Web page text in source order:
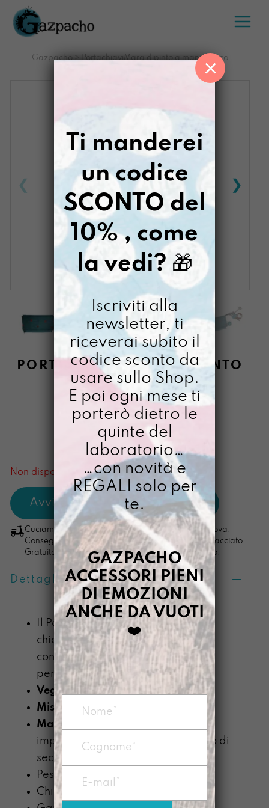
Salta
contenuto
Gazpacho >
PortachiaviMara dipinto a mano Bosco
PORTACHIAVIMARA DIPINTO
A MANO BOSCO
INFRAGOLATO
€18,00
[ Portachiavi: 7 x 11,5 x 3,5 cm ]
Non disponibile al momento
Cuciamo ogni ordine nel nostro laboratorio di Padova.
Consegna in 4/5 giorni lavorativi, pacco sempre tracciato.
Gratuita per ordini di importo superiore ai 100 euro.
Dettagli prodotto
Il PortachiaviMara sarà per le tue
chiavi un living compatto dal gusto
contemporaneo. Da regalare a chi
perde le chiavi ma mai lo stile
Vegan
Misura:
7 x 11,5 x 3,5 cm
Materiale
impermeabile di PVC recuperato o di
seconda scelta da 800g/mq
Peso: circa 50 g
Chiusura bottone automatico
Ti manderei
un codice
SCONTO del
10% , come
la vedi? 🎁
Iscriviti alla
newsletter, ti
riceverai subito il
codice sconto da
usare sullo Shop.
E poi ogni mese ti
porterò dietro le
quinte del
laboratorio…
…con novità e
REGALI solo per
te.
GAZPACHO
ACCESSORI PIENI
DI EMOZIONI
ANCHE DA VUOTI
❤️
×